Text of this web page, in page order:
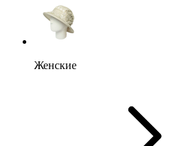
Женские